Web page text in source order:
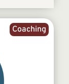
Coaching